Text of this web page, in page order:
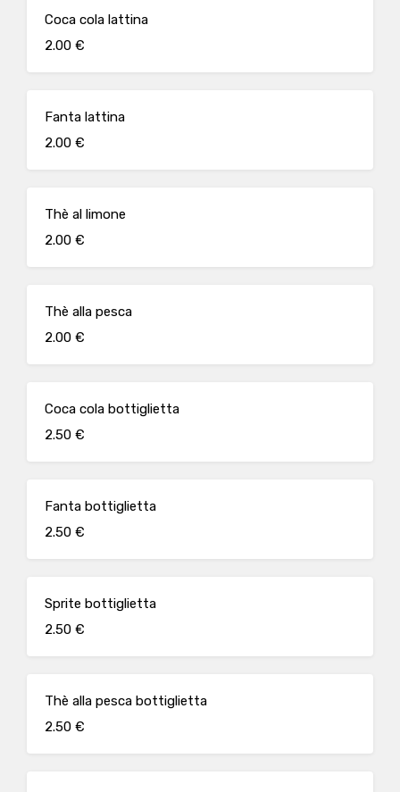
Coca cola lattina
2.00 €
Fanta lattina
2.00 €
Thè al limone
2.00 €
Thè alla pesca
2.00 €
Coca cola bottiglietta
2.50 €
Fanta bottiglietta
2.50 €
Sprite bottiglietta
2.50 €
Thè alla pesca bottiglietta
2.50 €